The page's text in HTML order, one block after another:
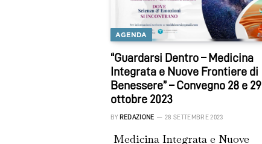
AGENDA
“Guardarsi Dentro – Medicina
Integrata e Nuove Frontiere di
Benessere” – Convegno 28 e 29
ottobre 2023
BY REDAZIONE 28 SETTEMBRE 2023
Medicina Integrata e Nuove